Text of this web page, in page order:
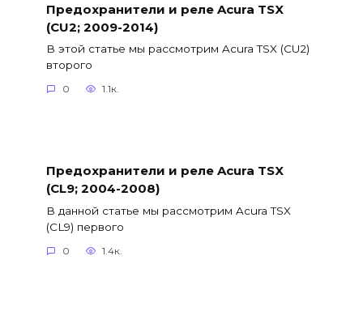
Предохранители и реле Acura TSX
(CU2; 2009-2014)
В этой статье мы рассмотрим Acura TSX (CU2)
второго
0 1.1к.
Предохранители и реле Acura TSX
(CL9; 2004-2008)
В данной статье мы рассмотрим Acura TSX
(CL9) первого
0 1.4к.